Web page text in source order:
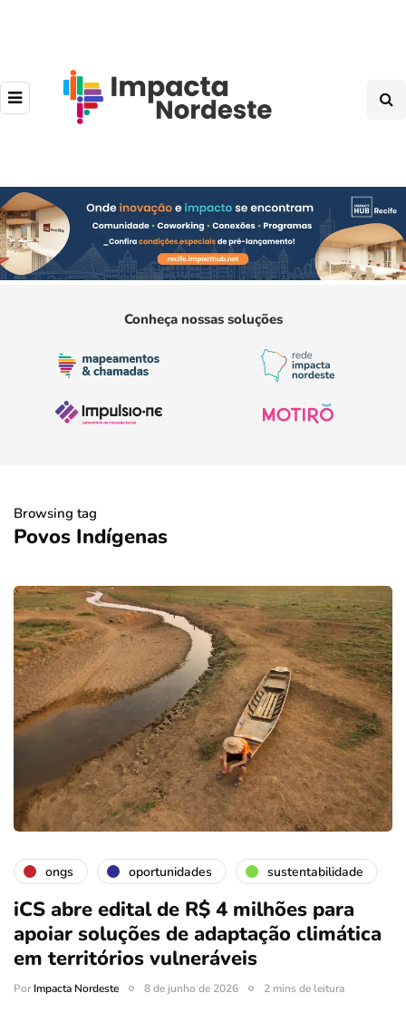
Conheça nossas soluções
Browsing tag
Povos Indígenas
ongs oportunidades sustentabilidade
iCS abre edital de R$ 4 milhões para
apoiar soluções de adaptação climática
em territórios vulneráveis
PorImpacta Nordeste 8 de junho de 2026 2 mins de leitura